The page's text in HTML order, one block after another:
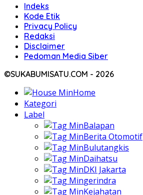
Indeks
Kode Etik
Privacy Policy
Redaksi
Disclaimer
Pedoman Media Siber
©SUKABUMISATU.COM - 2026
Home
Kategori
Label
Balapan
Berita Otomotif
Bulutangkis
Daihatsu
DKI Jakarta
gerindra
Kejahatan